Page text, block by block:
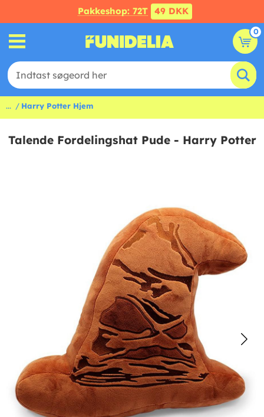
Pakkeshop: 72T 49 DKK
0
... Harry Potter Hjem
Talende Fordelingshat Pude - Harry Potter